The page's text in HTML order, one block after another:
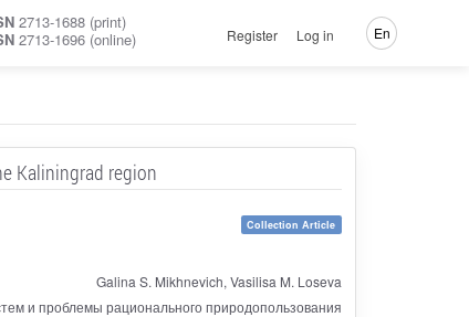
2713-1688 (print)
2713-1696 (online) Register Log in En
Kaliningrad region
Collection Article
Galina S. Mikhnevich, Vasilisa M. Loseva
и проблемы рационального природопользования